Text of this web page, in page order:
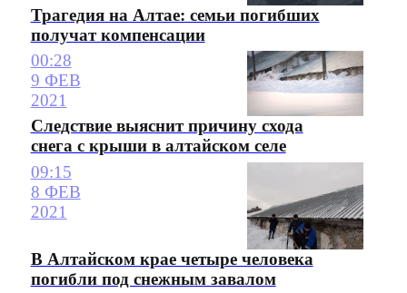
Трагедия на Алтае: семьи погибших
получат компенсации
00:28
9 ФЕВ
2021
Следствие выяснит причину схода
снега с крыши в алтайском селе
09:15
8 ФЕВ
2021
В Алтайском крае четыре человека
погибли под снежным завалом